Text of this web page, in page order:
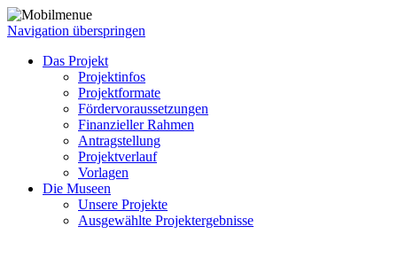
Navigation überspringen
Das Projekt
Projektinfos
Projektformate
Fördervoraussetzungen
Finanzieller Rahmen
Antragstellung
Projektverlauf
Vorlagen
Die Museen
Unsere Projekte
Ausgewählte Projektergebnisse